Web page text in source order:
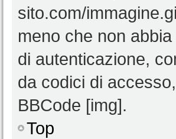
sito.com/
meno che non
di autenticazione,
da codici di
BBCode [img].
Top